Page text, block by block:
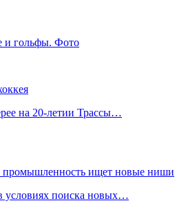
и гольфы. Фото
на 20-летии Трассы…
промышленность ищет новые ниши
условиях поиска новых…